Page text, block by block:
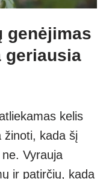
genėjimas
geriausia
kelis
žinoti, kada šį
Vyrauja
ir patirčių, kada